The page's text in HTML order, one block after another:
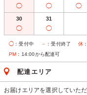
◯ ◯ ◯
30
◯
31
◯
◯ ：受付中 － ：受付終了 休
PM ：14:00から配達可
配達エリア
お届けエリアを選択していた